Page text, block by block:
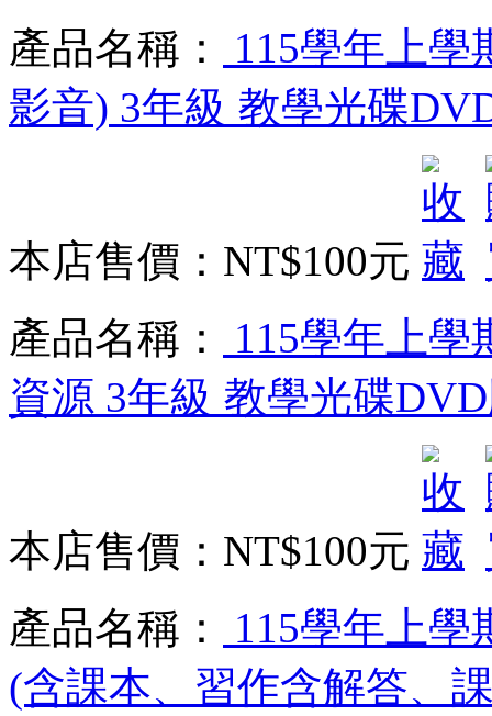
產品名稱：
115學年上學
影音) 3年級 教學光碟
本店售價： NT$100元
產品名稱：
115學年上學
資源 3年級 教學光碟
本店售價： NT$100元
產品名稱：
115學年上學
(含課本、習作含解答、